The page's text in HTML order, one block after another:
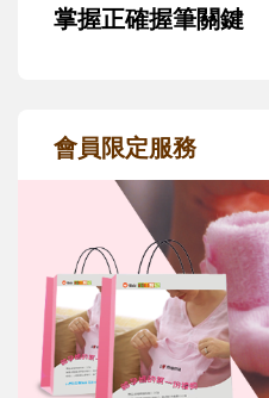
掌握正確握筆關鍵
會員限定服務